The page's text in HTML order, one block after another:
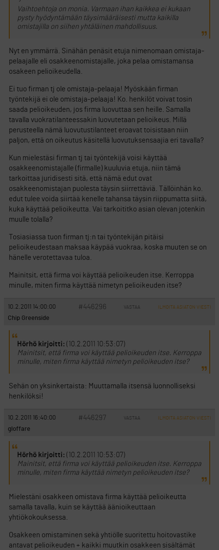
Vaihtoehtoja on monia. Varmaan ihan kaikkea ei kukaan
pysty hyödyntämään täysimääräisesti mutta kaikilla
omistajilla on siihen yhtäläinen mahdollisuus.
Nyt en ymmärrä. Sinähän penäsit etuja nimenomaan omistaja-
pelaajalle eli osakkeenomistajalle, joka pelaa omistamansa
osakeen pelioikeudella.
Ei tuo firman tj ole omistaja-pelaaja! Myöskään firman
työntekijä ei ole omistaja-pelaaja! Ko. henkilöt voivat tosin
saada pelioikeuden, jos firma luovuttaa sen heille. Samalla
tavalla vuokratilanteessakin luovutetaan pelioikeus. Millä
perusteella nämä luovutustilanteet eroavat toisistaan niin
paljon, että on oikeutus käsitellä luovutuksensaajia eri tavalla?
Kun mielestäsi firman tj tai työntekijä voisi käyttää
osakkeenomistajalle (firmalle) kuuluvia etuja, niin tämä
tarkoittaa juridisesti sitä, että nämä edut ovat
osakkeenomistajan puolesta täysin siirrettäviä. Tällöinhän ko.
edut tulee voida siirtää kenelle tahansa täysin riippumatta siitä,
kuka käyttää pelioikeutta. Vai tarkoititko asian olevan jotenkin
muulle tolalla?
Tosiasiassa tuon firman tj:n tai työntekijän pitäisi
pelioikeudestaan maksaa käypää vuokraa, koska muuten se on
hänelle verotettavaa tuloa.
Mainitsit, että firma voi käyttää pelioikeuden itse. Kerroppa
minulle, miten firma käyttää nimetyn pelioikeuden itse?
10.2.2011 14:00:00 #446296 VASTAA ILMOITA ASIATON VIESTI
Chip Greenside
Hörhö kirjoitti: (10.2.2011 10:53:07)
Mainitsit, että firma voi käyttää pelioikeuden itse. Kerroppa
minulle, miten firma käyttää nimetyn pelioikeuden itse?
Sehän on yksinkertaista: Muuttamalla itsensä luonnolliseksi
henkilöksi!
10.2.2011 16:40:00 #446297 VASTAA ILMOITA ASIATON VIESTI
gloffare
Hörhö kirjoitti: (10.2.2011 10:53:07)
Mainitsit, että firma voi käyttää pelioikeuden itse. Kerroppa
minulle, miten firma käyttää nimetyn pelioikeuden itse?
Mielestäni osakkeen omistava firma käyttää pelioikeutta
samalla tavalla, kuin se käyttää äänioikeuttaan
yhtiökokouksessa.
Osakkeen omistaminen sekä yhtiölle suoritettu hoitovastike
antavat pelioikeuden + kaikki muutkin osakkeen sisältämät